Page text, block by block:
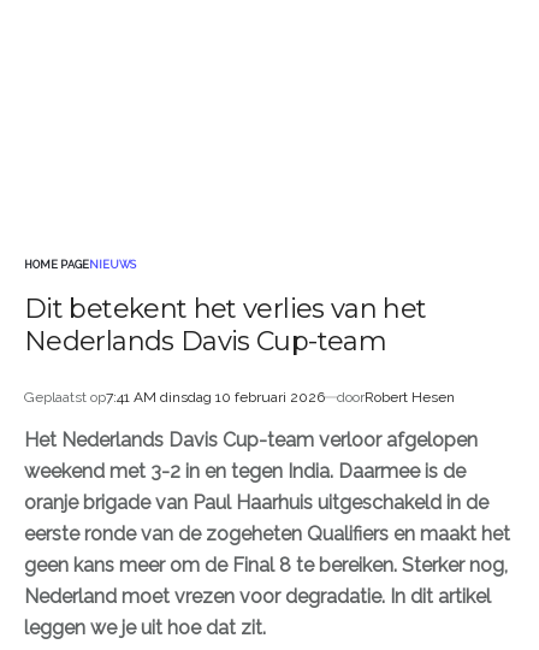
HOME PAGE NIEUWS
Dit betekent het verlies van het
Nederlands Davis Cup-team
Geplaatst op7:41 AM dinsdag 10 februari 2026 doorRobert Hesen
Het Nederlands Davis Cup-team verloor afgelopen
weekend met 3-2 in en tegen India. Daarmee is de
oranje brigade van Paul Haarhuis uitgeschakeld in de
eerste ronde van de zogeheten Qualifiers en maakt het
geen kans meer om de Final 8 te bereiken. Sterker nog,
Nederland moet vrezen voor degradatie. In dit artikel
leggen we je uit hoe dat zit.